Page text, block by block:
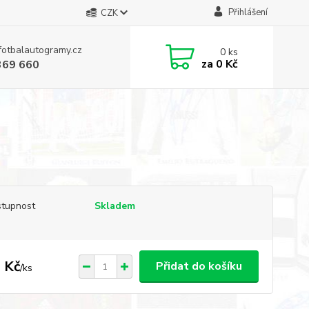
CZK Přihlášení
660
0ks
za 0 Kč
Skladem
Kč/ks Přidat do košíku